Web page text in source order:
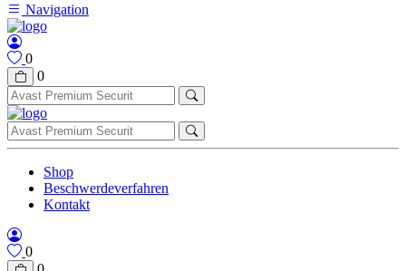
Navigation
0
0
Shop
Beschwerdeverfahren
Kontakt
0